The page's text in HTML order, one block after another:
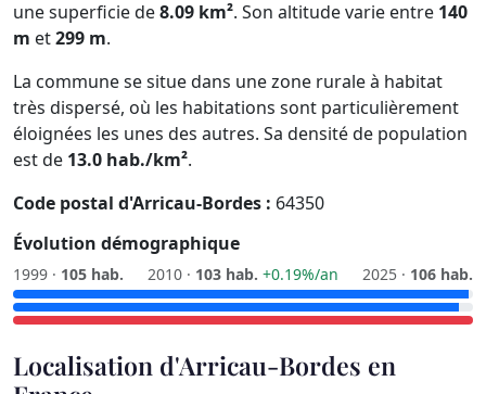
une superficie de8.09 km². Son altitude varie entre 140
m et299 m.
La commune se situe dans une zone rurale à habitat
très dispersé, où les habitations sont particulièrement
éloignées les unes des autres. Sa densité de population
est de 13.0 hab./km².
Code postal d'Arricau-Bordes : 64350
Évolution démographique
1999 · 105 hab. 2010 · 103 hab. +0.19%/an 2025 · 106 hab.
Localisation d'Arricau-Bordes en